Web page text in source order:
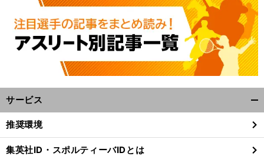
サービス
閉
推奨環境
集英社ID・スポルティーバIDとは